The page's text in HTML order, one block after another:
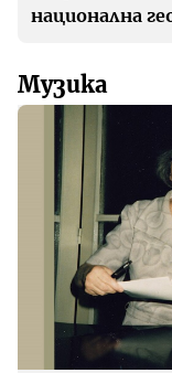
национална
Музика